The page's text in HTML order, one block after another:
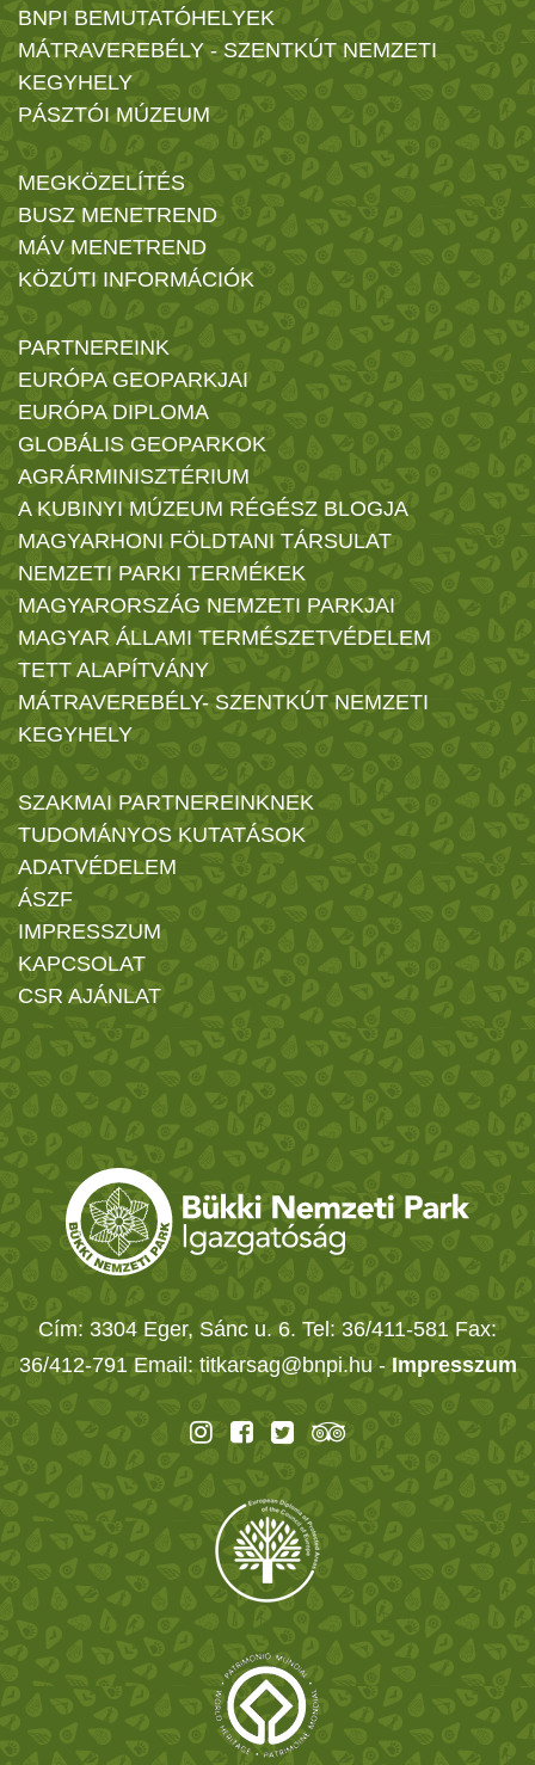
BNPI BEMUTATÓHELYEK
MÁTRAVEREBÉLY - SZENTKÚT NEMZETI
KEGYHELY
PÁSZTÓI MÚZEUM
MEGKÖZELÍTÉS
BUSZ MENETREND
MÁV MENETREND
KÖZÚTI INFORMÁCIÓK
PARTNEREINK
EURÓPA GEOPARKJAI
EURÓPA DIPLOMA
GLOBÁLIS GEOPARKOK
AGRÁRMINISZTÉRIUM
A KUBINYI MÚZEUM RÉGÉSZ BLOGJA
MAGYARHONI FÖLDTANI TÁRSULAT
NEMZETI PARKI TERMÉKEK
MAGYARORSZÁG NEMZETI PARKJAI
MAGYAR ÁLLAMI TERMÉSZETVÉDELEM
TETT ALAPÍTVÁNY
MÁTRAVEREBÉLY- SZENTKÚT NEMZETI
KEGYHELY
SZAKMAI PARTNEREINKNEK
TUDOMÁNYOS KUTATÁSOK
ADATVÉDELEM
ÁSZF
IMPRESSZUM
KAPCSOLAT
CSR AJÁNLAT
Cím: 3304 Eger, Sánc u. 6. Tel: 36/411-581 Fax:
36/412-791 Email: titkarsag@bnpi.hu - Impresszum